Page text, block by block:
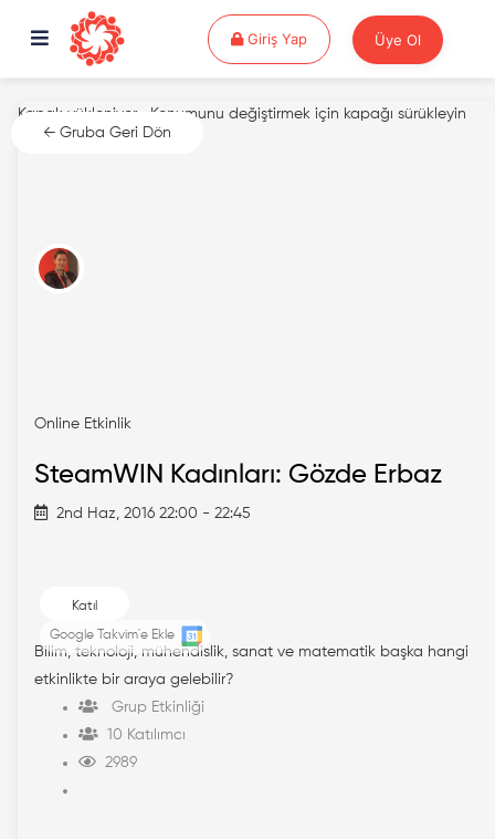
Giriş YapGiriş Yap Üye Ol
← Gruba Geri Dön
Kapak yükleniyor... Konumunu değiştirmek için kapağı sürükleyin
Online Etkinlik
SteamWIN Kadınları: Gözde Erbaz
2nd Haz, 2016 22:00 - 22:45
Katıl
Google Takvim'e Ekle
Bilim, teknoloji, mühendislik, sanat ve matematik başka hangi
etkinlikte bir araya gelebilir?
Grup Etkinliği
10 Katılımcı
2989